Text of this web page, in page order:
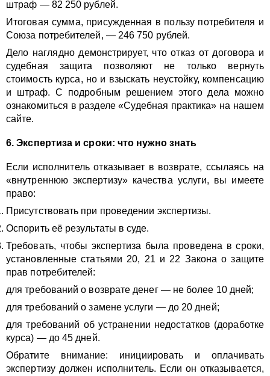
штраф — 82 250 рублей.
Итоговая сумма, присужденная в пользу потребителя и
Союза потребителей, — 246 750 рублей.
Дело наглядно демонстрирует, что отказ от договора и
судебная защита позволяют не только вернуть
стоимость курса, но и взыскать неустойку, компенсацию
и штраф. С подробным решением этого дела можно
ознакомиться в разделе «Судебная практика» на нашем
сайте.
6. Экспертиза и сроки: что нужно знать
Если исполнитель отказывает в возврате, ссылаясь на
«внутреннюю экспертизу» качества услуги, вы имеете
право:
Присутствовать при проведении экспертизы.
Оспорить её результаты в суде.
Требовать, чтобы экспертиза была проведена в сроки,
установленные статьями 20, 21 и 22 Закона о защите
прав потребителей:
для требований о возврате денег — не более 10 дней;
для требований о замене услуги — до 20 дней;
для требований об устранении недостатков (доработке
курса) — до 45 дней.
Обратите внимание: инициировать и оплачивать
экспертизу должен исполнитель. Если он отказывается,